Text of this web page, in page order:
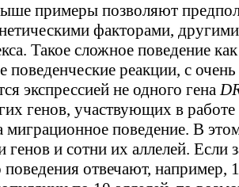
примеры позволяют
факторами,
Такое сложное поведение
поведенческие реакции, с
экспрессией не одного гена
генов, участвующих в работе
миграционное поведение. В
генов и сотни их аллелей. Если
отвечают, например,